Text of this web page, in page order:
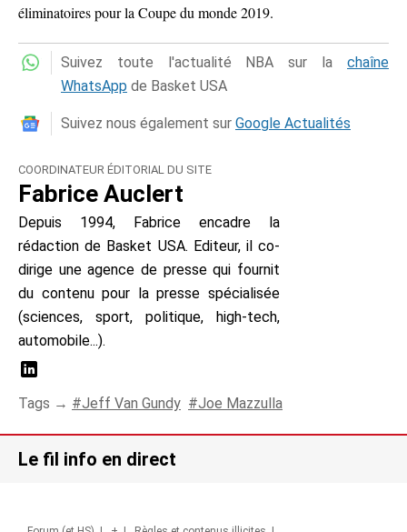
éliminatoires pour la Coupe du monde 2019.
Suivez toute l'actualité NBA sur la chaîne
WhatsApp de Basket USA
Suivez nous également sur Google Actualités
COORDINATEUR ÉDITORIAL DU SITE
Fabrice Auclert
Depuis 1994, Fabrice encadre la
rédaction de Basket USA. Editeur, il co-
dirige une agence de presse qui fournit
du contenu pour la presse spécialisée
(sciences, sport, politique, high-tech,
automobile...).
Tags → Jeff Van Gundy Joe Mazzulla
Le fil info en direct